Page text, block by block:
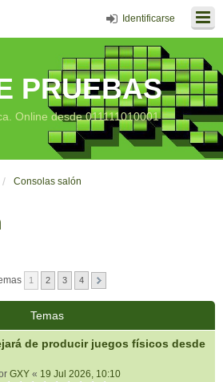
Identificarse
PRUEBAS
Online desde 011111010001
Consolas salón
1 2 3 4
Temas
de producir juegos físicos desde
GXY « 19 Jul 2026, 10:10